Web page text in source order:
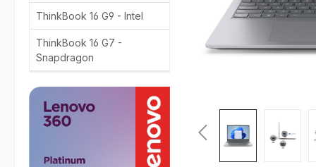
ThinkBook 16 G9 - Intel
ThinkBook 16 G7 -
Snapdragon